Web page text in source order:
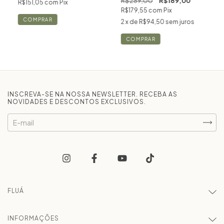
R$151,05 com Pix
COMPRAR
R$179,55 com Pix
2x de R$94,50 sem juros
COMPRAR
INSCREVA-SE NA NOSSA NEWSLETTER. RECEBA AS
NOVIDADES E DESCONTOS EXCLUSIVOS.
FLUÁ
INFORMAÇÕES